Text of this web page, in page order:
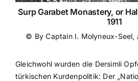
Surp Garabet Monastery, or
1911
© By Captain I. Molyneux-Seel,
Gleichwohl wurden die Dersimli
türkischen Kurdenpolitik: Der